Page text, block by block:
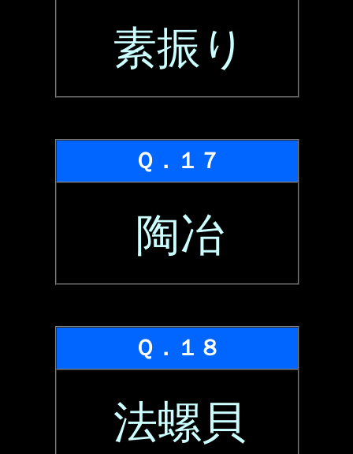
素振り
Ｑ．１７
陶冶
Ｑ．１８
法螺貝